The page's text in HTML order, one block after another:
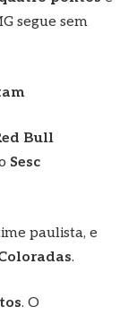
segue sem
Bull
Sesc
paulista, e
.
. O